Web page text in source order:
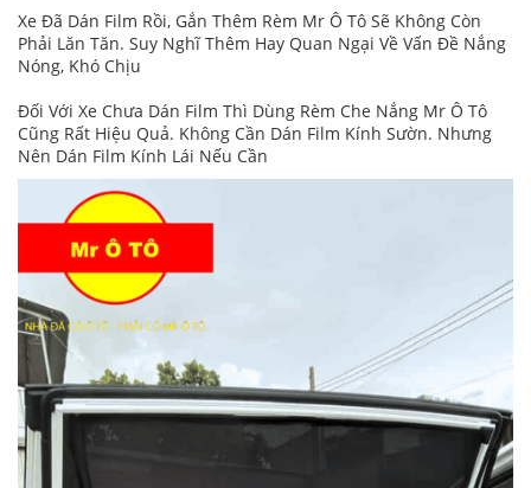
Xe Đã Dán Film Rồi, Gắn Thêm Rèm Mr Ô Tô Sẽ Không Còn
Phải Lăn Tăn. Suy Nghĩ Thêm Hay Quan Ngại Về Vấn Đề Nắng
Nóng, Khó Chịu
Đối Với Xe Chưa Dán Film Thì Dùng Rèm Che Nắng Mr Ô Tô
Cũng Rất Hiệu Quả. Không Cần Dán Film Kính Sườn. Nhưng
Nên Dán Film Kính Lái Nếu Cần